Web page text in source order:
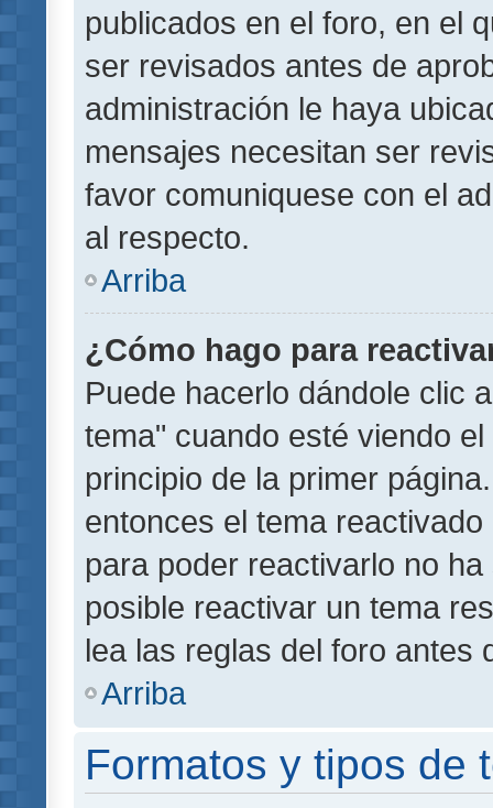
publicados en el foro, en el
ser revisados antes de
administración le haya
mensajes necesitan ser
favor comuniquese con el
al respecto.
Arriba
¿Cómo hago para
Puede hacerlo dándole clic
tema" cuando esté viendo
principio de la primer
entonces el tema
para poder reactivarlo no
posible reactivar un tema
lea las reglas del foro antes
Arriba
Formatos y tipos de